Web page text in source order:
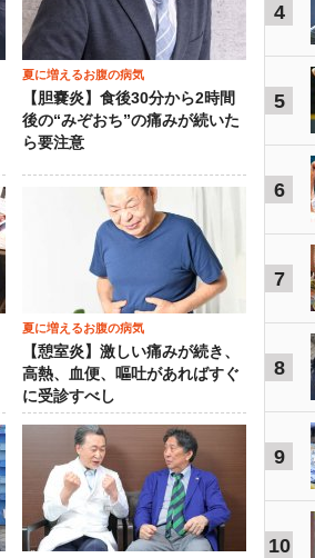
夏に増えるお腹の病気
【胆嚢炎】食後30分から2時間
後の“みぞおち”の痛みが続いた
ら要注意
夏に増えるお腹の病気
【憩室炎】激しい痛みが続き、
高熱、血便、嘔吐があればすぐ
に受診すべし
4
5
6
7
8
9
10